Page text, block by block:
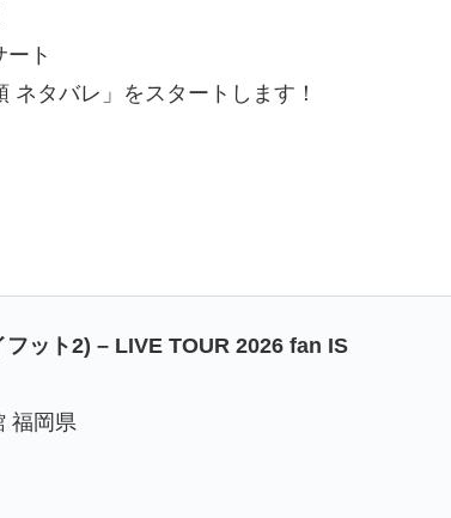
ト
タバレ」をスタートします！
ット2) – LIVE TOUR 2026 fan IS
福岡県